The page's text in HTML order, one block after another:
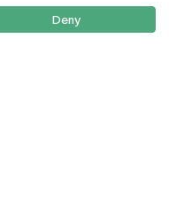
Chegar
Deny